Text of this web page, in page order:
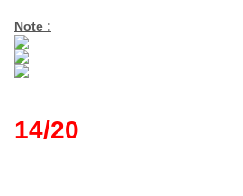
Note :
14/20